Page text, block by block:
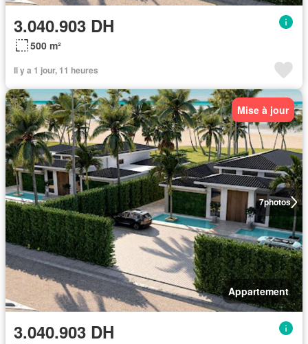
3.040.903 DH
500 m²
Il y a 1 jour, 11 heures
7photos
Mise à jour
Appartement
3.040.903 DH